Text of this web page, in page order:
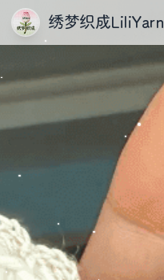
绣梦织成LiliYarn